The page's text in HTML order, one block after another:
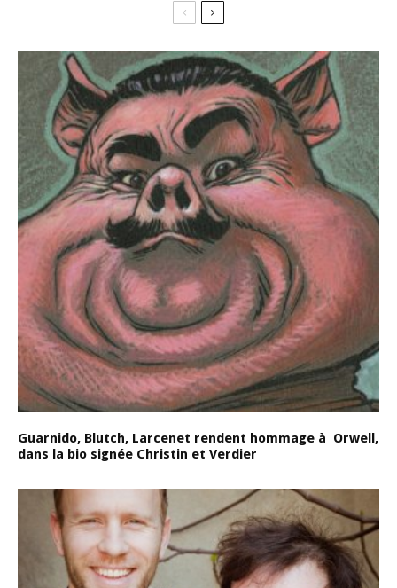
Guarnido, Blutch, Larcenet rendent hommage à Orwell,
dans la bio signée Christin et Verdier